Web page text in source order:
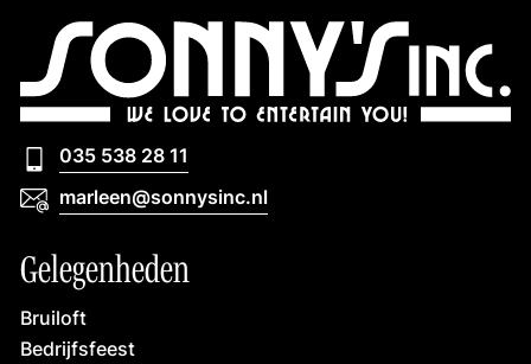
035 538 28 11
035 538 28 11
marleen@sonnysinc.nl
Gelegenheden
Bruiloft
Bedrijfsfeest